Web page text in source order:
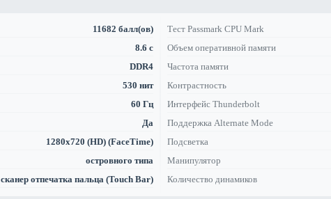
11682 балл(ов) Тест Passmark CPU Mark
8.6 с Объем оперативной памяти
DDR4 Частота памяти
530 нит Контрастность
60 Гц Интерфейс Thunderbolt
Да Поддержка Alternate Mode
1280x720 (HD) (FaceTime) Подсветка
островного типа Манипулятор
сканер отпечатка пальца (Touch Bar) Количество динамиков